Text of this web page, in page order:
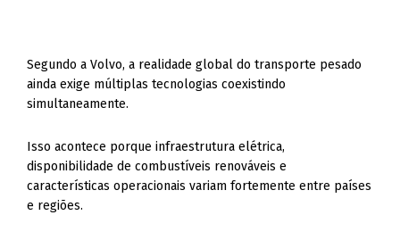
Segundo a Volvo, a realidade global do transporte pesado
ainda exige múltiplas tecnologias coexistindo
simultaneamente.
Isso acontece porque infraestrutura elétrica,
disponibilidade de combustíveis renováveis e
características operacionais variam fortemente entre países
e regiões.